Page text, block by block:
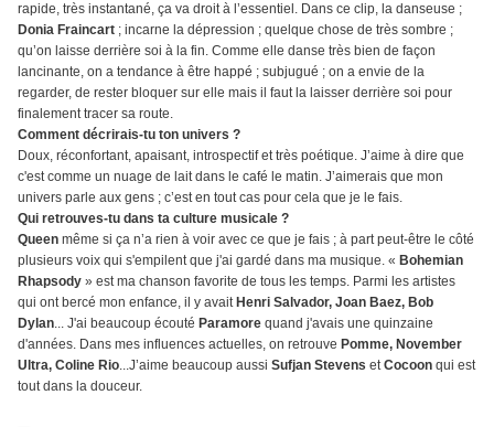
rapide, très instantané, ça va droit à l’essentiel. Dans ce clip, la danseuse ;
Donia Fraincart ; incarne la dépression ; quelque chose de très sombre ;
qu’on laisse derrière soi à la fin. Comme elle danse très bien de façon
lancinante, on a tendance à être happé ; subjugué ; on a envie de la
regarder, de rester bloquer sur elle mais il faut la laisser derrière soi pour
finalement tracer sa route.
Comment décrirais-tu ton univers ?
Doux, réconfortant, apaisant, introspectif et très poétique. J’aime à dire que
c'est comme un nuage de lait dans le café le matin. J’aimerais que mon
univers parle aux gens ; c’est en tout cas pour cela que je le fais.
Qui retrouves-tu dans ta culture musicale ?
Queen même si ça n’a rien à voir avec ce que je fais ; à part peut-être le côté
plusieurs voix qui s'empilent que j'ai gardé dans ma musique. « Bohemian
Rhapsody » est ma chanson favorite de tous les temps. Parmi les artistes
qui ont bercé mon enfance, il y avait Henri Salvador, Joan Baez, Bob
Dylan... J'ai beaucoup écouté Paramore quand j'avais une quinzaine
d'années. Dans mes influences actuelles, on retrouve Pomme, November
Ultra, Coline Rio...J’aime beaucoup aussi Sufjan Stevens etCocoon qui est
tout dans la douceur.